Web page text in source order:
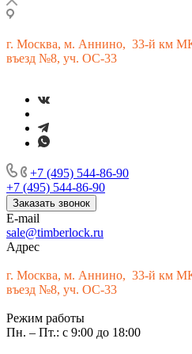
г. Москва, м. Аннино, 33-й км
въезд №8, уч. ОС-33
+7 (495) 544-86-90
+7 (495) 544-86-90
Заказать звонок
E-mail
sale@timberlock.ru
Адрес
г. Москва, м. Аннино, 33-й км
въезд №8, уч. ОС-33
Режим работы
Пн. – Пт.: с 9:00 до 18:00